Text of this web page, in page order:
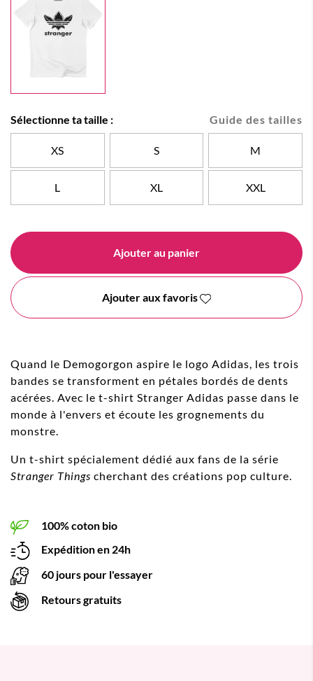
Guide des tailles
Sélectionne ta taille :
XS S M
L XL XXL
Ajouter au panier
Ajouter aux favoris
Quand le Demogorgon aspire le logo Adidas, les trois
bandes se transforment en pétales bordés de dents
acérées. Avec le t-shirt Stranger Adidas passe dans le
monde à l'envers et écoute les grognements du
monstre.
Un t-shirt spécialement dédié aux fans de la série
Stranger Things cherchant des créations pop culture.
100% coton bio
Expédition en 24h
60 jours pour l'essayer
Retours gratuits